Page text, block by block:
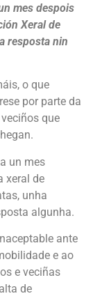
mes despois
Xeral de
resposta nin
o que
por parte da
que
un mes
xeral de
unha
algunha.
ante
e ao
e veciñas
de